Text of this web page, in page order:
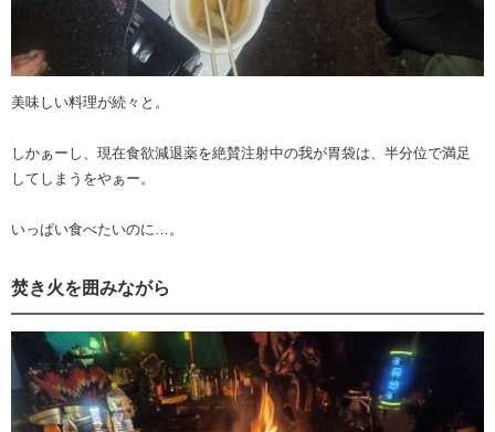
美味しい料理が続々と。
しかぁーし、現在食欲減退薬を絶賛注射中の我が胃袋は、半分位で満足
してしまうをやぁー。
いっぱい食べたいのに…。
焚き火を囲みながら